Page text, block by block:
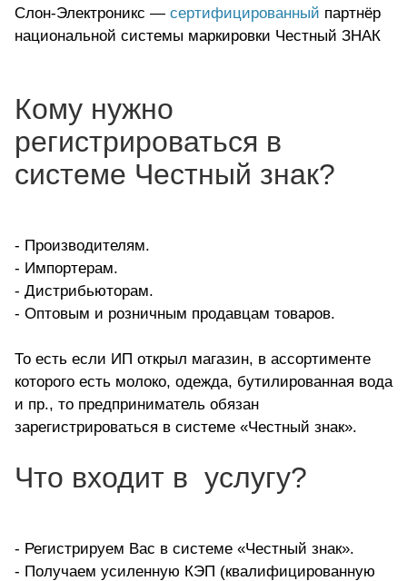
Слон-Электроникс — сертифицированный партнёр
национальной системы маркировки Честный ЗНАК
Кому нужно
регистрироваться в
системе Честный знак?
- Производителям.
- Импортерам.
- Дистрибьюторам.
- Оптовым и розничным продавцам товаров.
То есть если ИП открыл магазин, в ассортименте
которого есть молоко, одежда, бутилированная вода
и пр., то предприниматель обязан
зарегистрироваться в системе «Честный знак».
Что входит в услугу?
- Регистрируем Вас в системе «Честный знак».
- Получаем усиленную КЭП (квалифицированную